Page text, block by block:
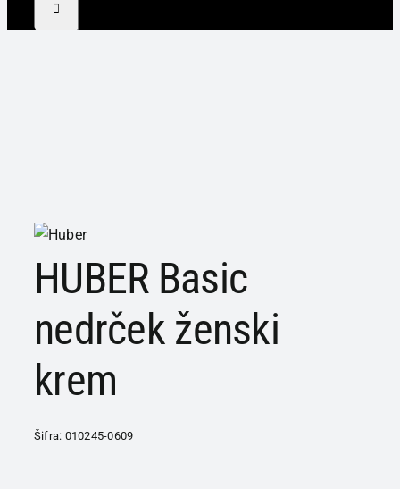
HUBER Basic
nedrček ženski
krem
Šifra: 010245-0609